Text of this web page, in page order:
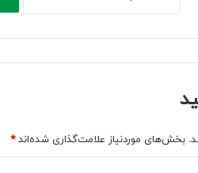
بخش‌های موردنیاز علامت‌گذاری شده‌اند*